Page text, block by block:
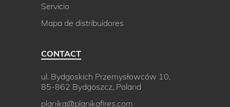
Servicio
Mapa de distribuidores
CONTACT
ul. Bydgoskich Przemysłowców 10,
85-862 Bydgoszcz, Poland
planika@planikafires.com